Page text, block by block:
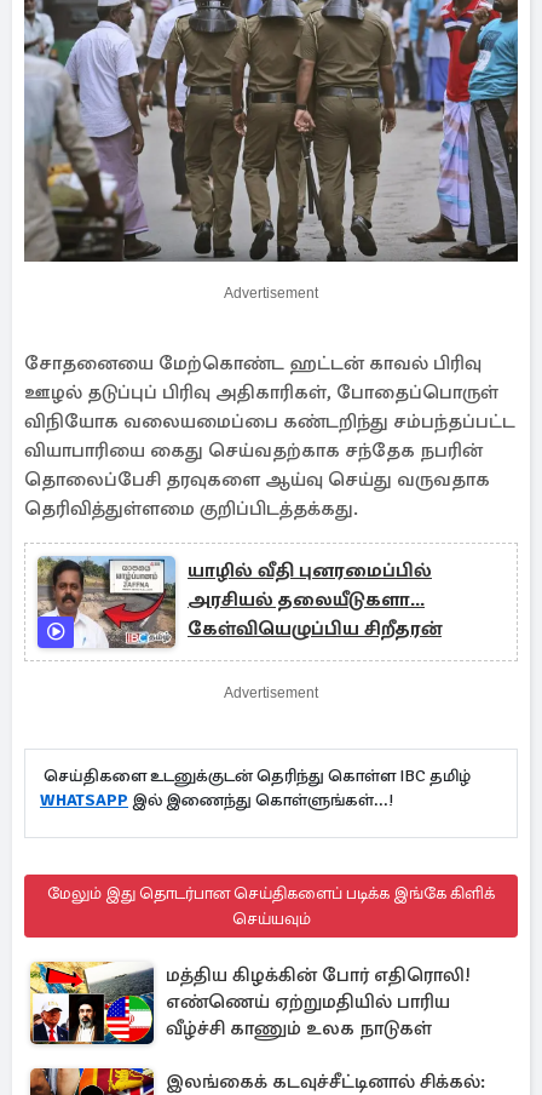
Advertisement
சோதனையை மேற்கொண்ட ஹட்டன் காவல் பிரிவு
ஊழல் தடுப்புப் பிரிவு அதிகாரிகள், போதைப்பொருள்
விநியோக வலையமைப்பை கண்டறிந்து சம்பந்தப்பட்ட
வியாபாரியை கைது செய்வதற்காக சந்தேக நபரின்
தொலைப்பேசி தரவுகளை ஆய்வு செய்து வருவதாக
தெரிவித்துள்ளமை குறிப்பிடத்தக்கது.
யாழில் வீதி புனரமைப்பில்
அரசியல் தலையீடுகளா...
கேள்வியெழுப்பிய சிறீதரன்
Advertisement
செய்திகளை உடனுக்குடன் தெரிந்து கொள்ள IBC தமிழ்
WHATSAPP இல் இணைந்து கொள்ளுங்கள்...!
மேலும் இது தொடர்பான செய்திகளைப் படிக்க இங்கே கிளிக்
செய்யவும்
மத்திய கிழக்கின் போர் எதிரொலி!
எண்ணெய் ஏற்றுமதியில் பாரிய
வீழ்ச்சி காணும் உலக நாடுகள்
இலங்கைக் கடவுச்சீட்டினால் சிக்கல்: